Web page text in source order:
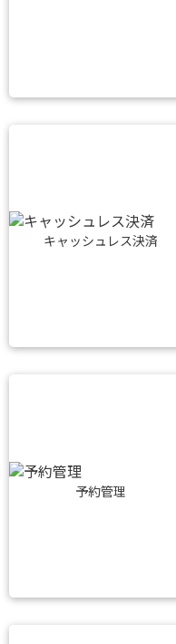
キャッシュレス決済
予約管理